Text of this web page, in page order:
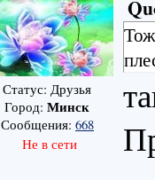
Статус: Друзья
Город:Минск
Сообщения: 668
Не в сети